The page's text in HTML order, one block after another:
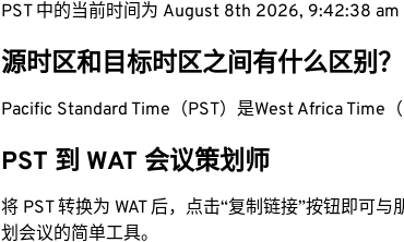
PST 中的当前时间为 August 8th 2026, 9:42:39 am
源时区和目标时区之间有什么区别？
Pacific Standard Time（PST）是West Africa Time（
PST 到 WAT 会议策划师
将 PST 转换为 WAT 后，点击“复制链接”按钮即可
划会议的简单工具。